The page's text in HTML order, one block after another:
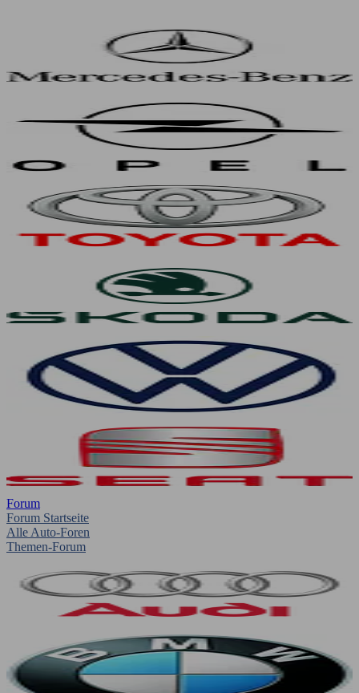
Forum
Forum Startseite
Alle Auto-Foren
Themen-Forum